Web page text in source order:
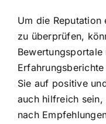
Um die Reputation
zu überprüfen,
Sie auf positive
auch hilfreich
nach